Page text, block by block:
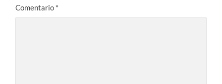
Comentario *